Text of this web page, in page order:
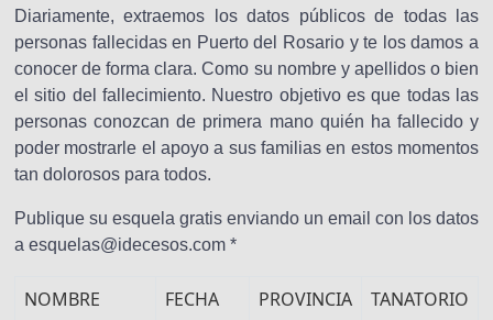
Diariamente, extraemos los datos públicos de todas las
personas fallecidas en Puerto del Rosario y te los damos a
conocer de forma clara. Como su nombre y apellidos o bien
el sitio del fallecimiento. Nuestro objetivo es que todas las
personas conozcan de primera mano quién ha fallecido y
poder mostrarle el apoyo a sus familias en estos momentos
tan dolorosos para todos.
Publique su esquela gratis enviando un email con los datos
a esquelas@idecesos.com *
NOMBRE FECHA PROVINCIA
TANATORIO